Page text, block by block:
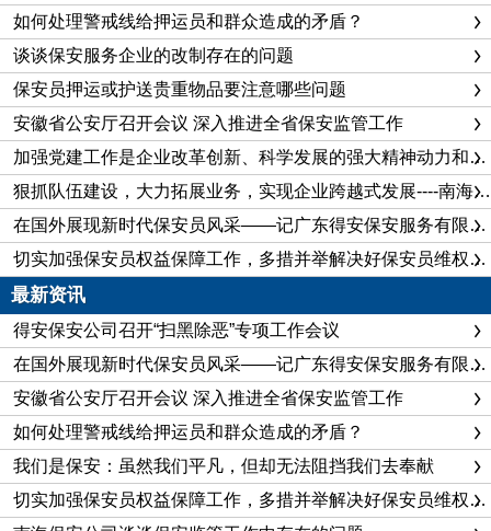
如何处理警戒线给押运员和群众造成的矛盾？
谈谈保安服务企业的改制存在的问题
保安员押运或护送贵重物品要注意哪些问题
安徽省公安厅召开会议 深入推进全省保安监管工作
加强党建工作是企业改革创新、科学发展的强大精神动力和重要政治保证
狠抓队伍建设，大力拓展业务，实现企业跨越式发展----南海保安公司企业建设纪实
在国外展现新时代保安员风采——记广东得安保安服务有限公司佛山分公司保安队长陈飞
切实加强保安员权益保障工作，多措并举解决好保安员维权问题
最新资讯
得安保安公司召开“扫黑除恶”专项工作会议
在国外展现新时代保安员风采——记广东得安保安服务有限公司佛山分公司保安队长陈飞
安徽省公安厅召开会议 深入推进全省保安监管工作
如何处理警戒线给押运员和群众造成的矛盾？
我们是保安：虽然我们平凡，但却无法阻挡我们去奉献
切实加强保安员权益保障工作，多措并举解决好保安员维权问题